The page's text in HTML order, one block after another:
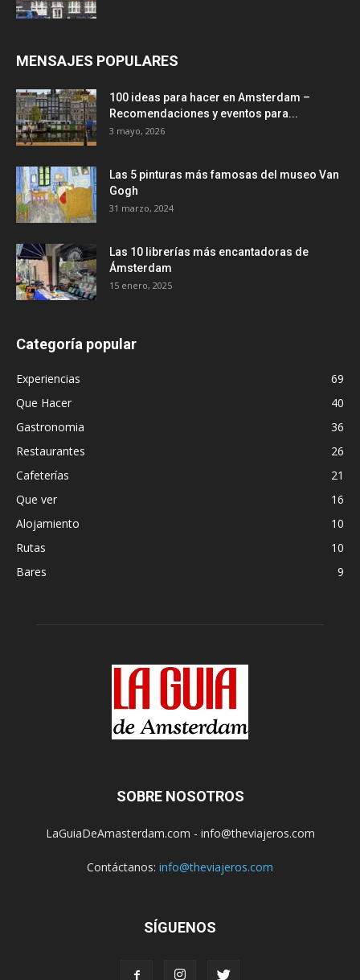
MENSAJES POPULARES
100 ideas para hacer en Amsterdam –
Recomendaciones y eventos para...
3 mayo, 2026
Las 5 pinturas más famosas del museo Van
Gogh
31 marzo, 2024
Las 10 librerías más encantadoras de
Ámsterdam
15 enero, 2025
Categoría popular
Experiencias
69
Que Hacer
40
Gastronomia
36
Restaurantes
26
Cafeterías
21
Que ver
16
Alojamiento
10
Rutas
10
Bares
9
SOBRE NOSOTROS
LaGuiaDeAmasterdam.com - info@theviajeros.com
Contáctanos: info@theviajeros.com
SÍGUENOS